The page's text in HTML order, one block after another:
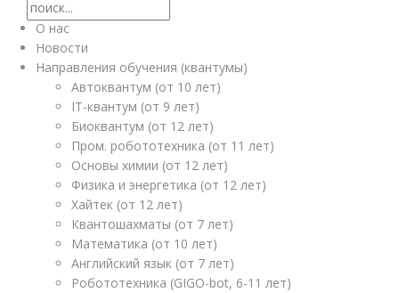
О нас
Новости
Направления обучения (квантумы)
Автоквантум (от 10 лет)
IT-квантум (от 9 лет)
Биоквантум (от 12 лет)
Пром. робототехника (от 11 лет)
Основы химии (от 12 лет)
Физика и энергетика (от 12 лет)
Хайтек (от 12 лет)
Квантошахматы (от 7 лет)
Математика (от 10 лет)
Английский язык (от 7 лет)
Робототехника (GIGO-bot, 6-11 лет)